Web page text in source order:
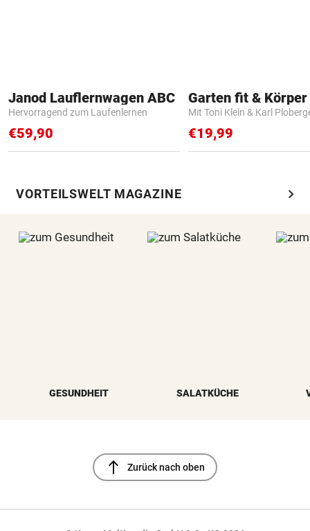
Janod Lauflernwagen ABC
Hervorragend zum Laufenlernen
€59,90
Garten fit &
Mit Toni Klein & Karl
€19,99
VORTEILSWELT MAGAZINE chevron_right
GESUNDHEIT SALATKÜCHE
north Zurück nach oben